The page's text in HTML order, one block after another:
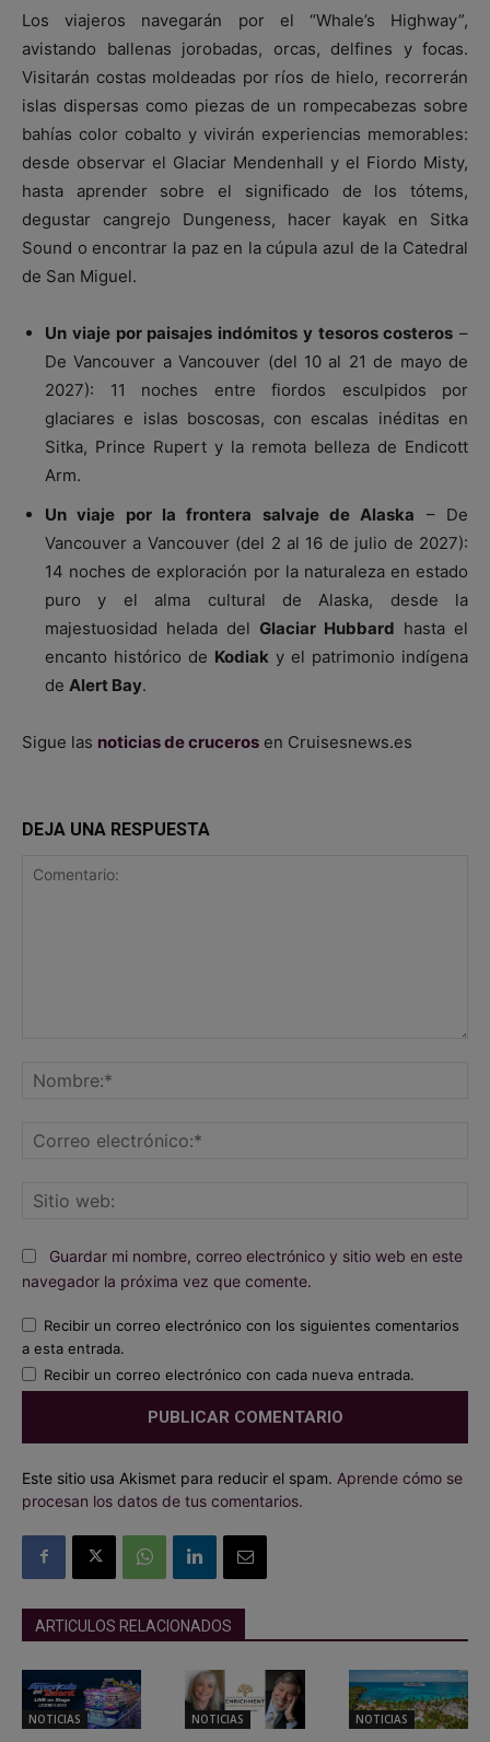
Los viajeros navegarán por el “Whale’s Highway”,
avistando ballenas jorobadas, orcas, delfines y focas.
Visitarán costas moldeadas por ríos de hielo, recorrerán
islas dispersas como piezas de un rompecabezas sobre
bahías color cobalto y vivirán experiencias memorables:
desde observar el Glaciar Mendenhall y el Fiordo Misty,
hasta aprender sobre el significado de los tótems,
degustar cangrejo Dungeness, hacer kayak en Sitka
Sound o encontrar la paz en la cúpula azul de la Catedral
de San Miguel.
Un viaje por paisajes indómitos y tesoros costeros –
De Vancouver a Vancouver (del 10 al 21 de mayo de
2027): 11 noches entre fiordos esculpidos por
glaciares e islas boscosas, con escalas inéditas en
Sitka, Prince Rupert y la remota belleza de Endicott
Arm.
Un viaje por la frontera salvaje de Alaska – De
Vancouver a Vancouver (del 2 al 16 de julio de 2027):
14 noches de exploración por la naturaleza en estado
puro y el alma cultural de Alaska, desde la
majestuosidad helada del Glaciar Hubbard hasta el
encanto histórico de Kodiak y el patrimonio indígena
de Alert Bay.
Sigue las noticias de cruceros en Cruisesnews.es
DEJA UNA RESPUESTA
Guardar mi nombre, correo electrónico y sitio web en este
navegador la próxima vez que comente.
Recibir un correo electrónico con los siguientes comentarios
a esta entrada.
Recibir un correo electrónico con cada nueva entrada.
Este sitio usa Akismet para reducir el spam. Aprende cómo se
procesan los datos de tus comentarios.
ARTICULOS RELACIONADOS
NOTICIAS NOTICIAS NOTICIAS